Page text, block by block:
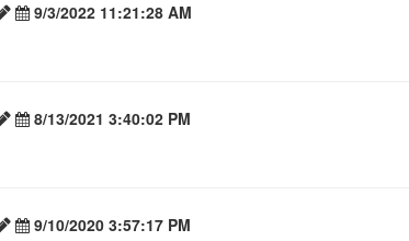
9/3/2022 11:21:28 AM
8/13/2021 3:40:02 PM
9/10/2020 3:57:17 PM